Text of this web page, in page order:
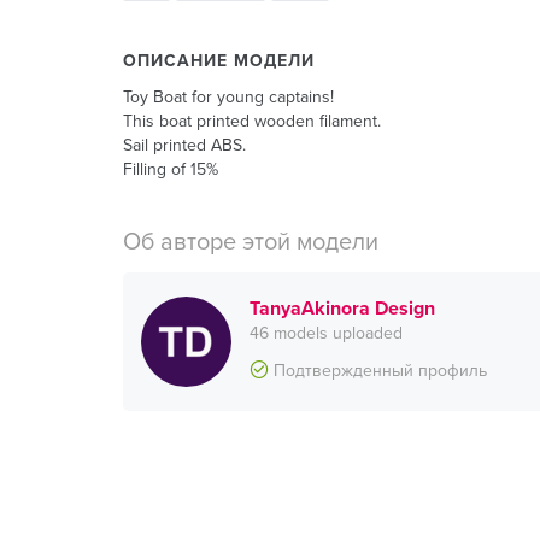
ОПИСАНИЕ МОДЕЛИ
Toy Boat for young captains!
This boat printed wooden filament.
Sail printed ABS.
Filling of 15%
Об авторе этой модели
TanyaAkinora Design
46 models uploaded
Подтвержденный профиль